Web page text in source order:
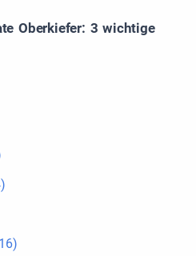
Oberkiefer: 3 wichtige